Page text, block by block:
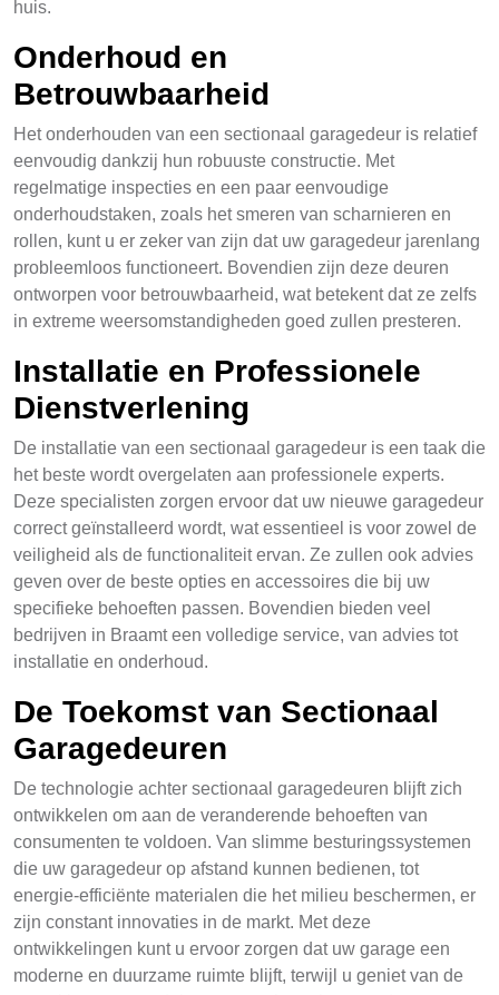
huis.
Onderhoud en
Betrouwbaarheid
Het onderhouden van een sectionaal garagedeur is relatief
eenvoudig dankzij hun robuuste constructie. Met
regelmatige inspecties en een paar eenvoudige
onderhoudstaken, zoals het smeren van scharnieren en
rollen, kunt u er zeker van zijn dat uw garagedeur jarenlang
probleemloos functioneert. Bovendien zijn deze deuren
ontworpen voor betrouwbaarheid, wat betekent dat ze zelfs
in extreme weersomstandigheden goed zullen presteren.
Installatie en Professionele
Dienstverlening
De installatie van een sectionaal garagedeur is een taak die
het beste wordt overgelaten aan professionele experts.
Deze specialisten zorgen ervoor dat uw nieuwe garagedeur
correct geïnstalleerd wordt, wat essentieel is voor zowel de
veiligheid als de functionaliteit ervan. Ze zullen ook advies
geven over de beste opties en accessoires die bij uw
specifieke behoeften passen. Bovendien bieden veel
bedrijven in Braamt een volledige service, van advies tot
installatie en onderhoud.
De Toekomst van Sectionaal
Garagedeuren
De technologie achter sectionaal garagedeuren blijft zich
ontwikkelen om aan de veranderende behoeften van
consumenten te voldoen. Van slimme besturingssystemen
die uw garagedeur op afstand kunnen bedienen, tot
energie-efficiënte materialen die het milieu beschermen, er
zijn constant innovaties in de markt. Met deze
ontwikkelingen kunt u ervoor zorgen dat uw garage een
moderne en duurzame ruimte blijft, terwijl u geniet van de